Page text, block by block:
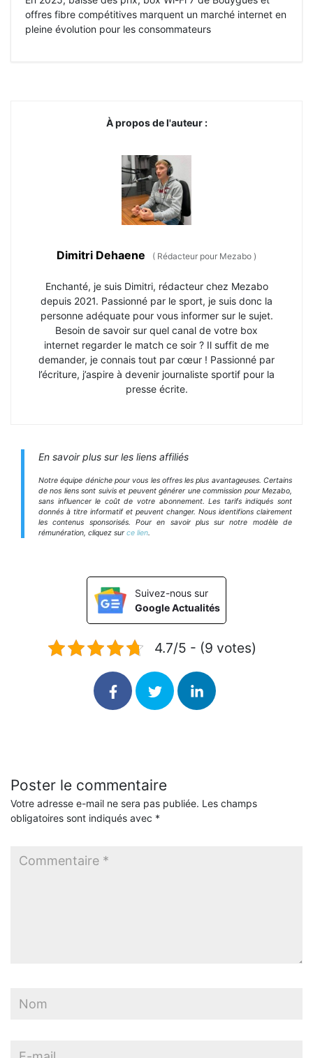
offres fibre compétitives marquent un marché internet en
pleine évolution pour les consommateurs
À propos de l'auteur :
Dimitri Dehaene ( Rédacteur pour Mezabo )
Enchanté, je suis Dimitri, rédacteur chez Mezabo
depuis 2021. Passionné par le sport, je suis donc la
personne adéquate pour vous informer sur le sujet.
Besoin de savoir sur quel canal de votre box
internet regarder le match ce soir ? Il suffit de me
demander, je connais tout par cœur ! Passionné par
l’écriture, j’aspire à devenir journaliste sportif pour la
presse écrite.
En savoir plus sur les liens affiliés
Notre équipe déniche pour vous les offres les plus avantageuses. Certains
de nos liens sont suivis et peuvent générer une commission pour Mezabo,
sans influencer le coût de votre abonnement. Les tarifs indiqués sont
donnés à titre informatif et peuvent changer. Nous identifions clairement
les contenus sponsorisés. Pour en savoir plus sur notre modèle de
rémunération, cliquez sur ce lien.
Suivez-nous sur
Google Actualités
4.7/5 - (9 votes)
Poster le commentaire
Votre adresse e-mail ne sera pas publiée. Les champs
obligatoires sont indiqués avec *